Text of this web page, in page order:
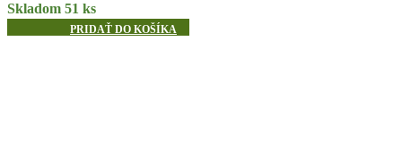
Skladom 51 ks
PRIDAŤ DO KOŠÍKA